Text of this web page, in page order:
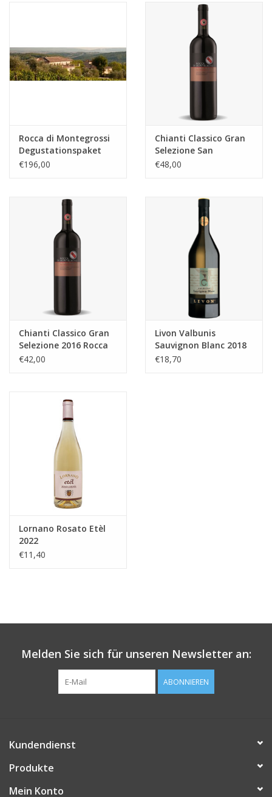
Rocca di Montegrossi
Degustationspaket
2018-2021
€196,00
Chianti Classico Gran
Selezione San
Marcellino 2017 Rocca
€48,00
Chianti Classico Gran
Selezione 2016 Rocca
di Montegrossi
€42,00
Livon Valbunis
Sauvignon Blanc 2018
€18,70
Lornano Rosato Etèl
2022
€11,40
Melden Sie sich für unseren Newsletter an:
ABONNIEREN
Kundendienst
Produkte
Mein Konto